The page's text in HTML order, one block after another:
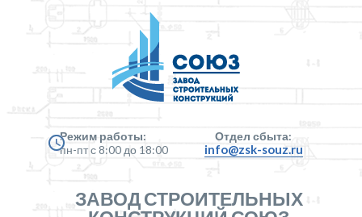
Режим работы:
пн-пт с 8:00 до 18:00
Отдел сбыта:
info@zsk-souz.ru
ЗАВОД СТРОИТЕЛЬНЫХ